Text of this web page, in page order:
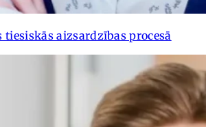
tiesiskās aizsardzības procesā